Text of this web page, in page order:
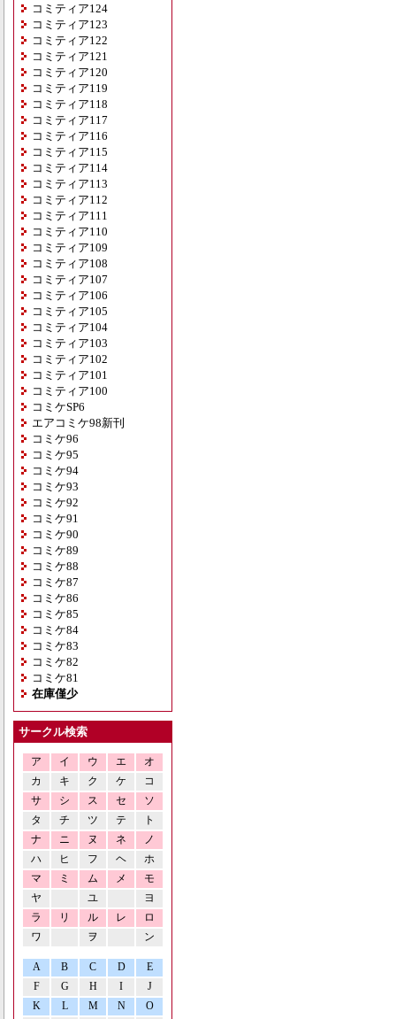
コミティア124
コミティア123
コミティア122
コミティア121
コミティア120
コミティア119
コミティア118
コミティア117
コミティア116
コミティア115
コミティア114
コミティア113
コミティア112
コミティア111
コミティア110
コミティア109
コミティア108
コミティア107
コミティア106
コミティア105
コミティア104
コミティア103
コミティア102
コミティア101
コミティア100
コミケSP6
エアコミケ98新刊
コミケ96
コミケ95
コミケ94
コミケ93
コミケ92
コミケ91
コミケ90
コミケ89
コミケ88
コミケ87
コミケ86
コミケ85
コミケ84
コミケ83
コミケ82
コミケ81
在庫僅少
サークル検索
ア イ ウ エ
オ
カ
キ ク ケ
コ
サ
シ ス セ
ソ
タ
チ ツ テ
ト
ナ
ニ ヌ ネ
ノ
ハ
ヒ フ ヘ
ホ
マ
ミ ム メ
モ
ヤ
ユ
ヨ
ラ
リ ル レ
ロ
ワ
ヲ ン
A B C D
E
F
G H I
J
K
L M N O